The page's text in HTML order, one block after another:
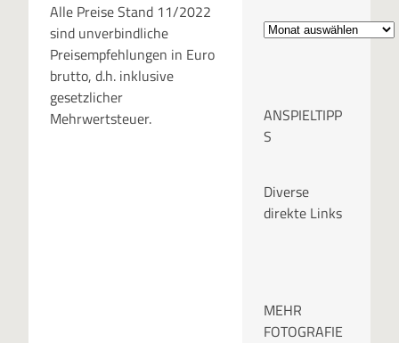
Alle Preise Stand 11/2022
sind unverbindliche
Preisempfehlungen in Euro
brutto, d.h. inklusive
gesetzlicher
Mehrwertsteuer.
A
h
v
ANSPIELTIPP
S
Diverse
direkte Links
MEHR
FOTOGRAFIE